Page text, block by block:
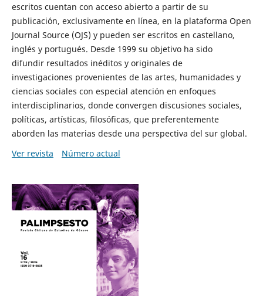
escritos cuentan con acceso abierto a partir de su
publicación, exclusivamente en línea, en la plataforma Open
Journal Source (OJS) y pueden ser escritos en castellano,
inglés y portugués. Desde 1999 su objetivo ha sido
difundir resultados inéditos y originales de
investigaciones provenientes de las artes, humanidades y
ciencias sociales con especial atención en enfoques
interdisciplinarios, donde convergen discusiones sociales,
políticas, artísticas, filosóficas, que preferentemente
aborden las materias desde una perspectiva del sur global.
Ver revista
Número actual